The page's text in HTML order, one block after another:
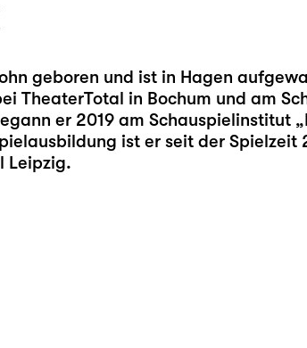
geboren und ist in Hagen
TheaterTotal in Bochum und am
er 2019 am Schauspielinstitut
ist er seit der Spielzeit
Leipzig.